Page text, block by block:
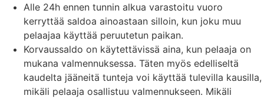
Alle 24h ennen tunnin alkua varastoitu vuoro
kerryttää saldoa ainoastaan silloin, kun joku muu
pelaajaa käyttää peruutetun paikan.
Korvaussaldo on käytettävissä aina, kun pelaaja on
mukana valmennuksessa. Täten myös edelliseltä
kaudelta jääneitä tunteja voi käyttää tulevilla kausilla,
mikäli pelaaja osallistuu valmennukseen. Mikäli